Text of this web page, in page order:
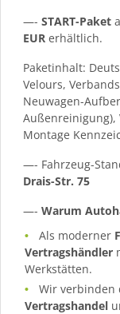
—- START-Paket
EUR erhältlich.
Paketinhalt:
Velours,
Neuwagen-
Außenreinigung),
Montage
—- Fahrzeug-
Drais-Str. 75
—- Warum
Als moderner
Vertragshändler
Werkstätten.
Wir verbinden
Vertragshandel